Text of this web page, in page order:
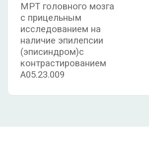
МРТ головного мозга
с прицельным
исследованием на
наличие эпилепсии
(эписиндром)с
контрастированием
A05.23.009